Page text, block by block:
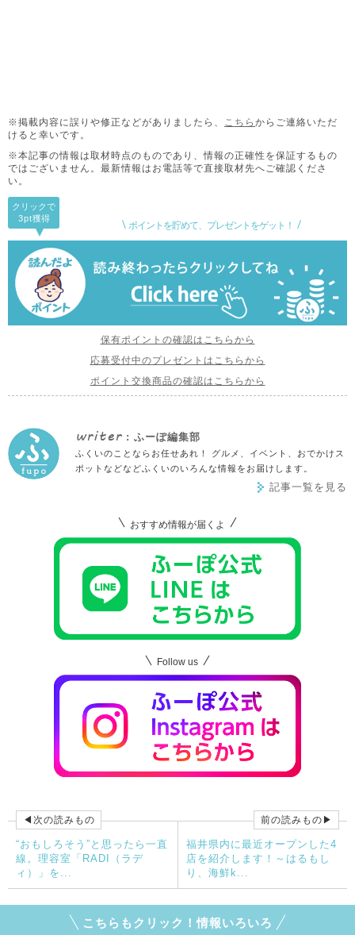
※掲載内容に誤りや修正などがありましたら、 こちら からご連絡いただ
けると幸いです。
※本記事の情報は取材時点のものであり、情報の正確性を保証するもの
ではございません。 最新情報はお電話等で直接取材先へご確認くださ
い。
ポイントを貯めて、プレゼントをゲット！
クリックで
3pt獲得
保有ポイントの確認はこちらから
応募受付中のプレゼントはこちらから
ポイント交換商品の確認はこちらから
writer : ふーぽ編集部
ふくいのことならお任せあれ！ グルメ、イベント、おでかけス
ポットなどなどふくいのいろんな情報をお届けします。
記事一覧を見る
おすすめ情報が届くよ
Follow us
◀次の読みもの
“おもしろそう”と思ったら一直
線。理容室「RADI（ラデ
ィ）」を...
前の読みもの▶
福井県内に最近オープンした4
店を紹介します！～はるもし
り、海鮮k...
こちらもクリック！情報いろいろ